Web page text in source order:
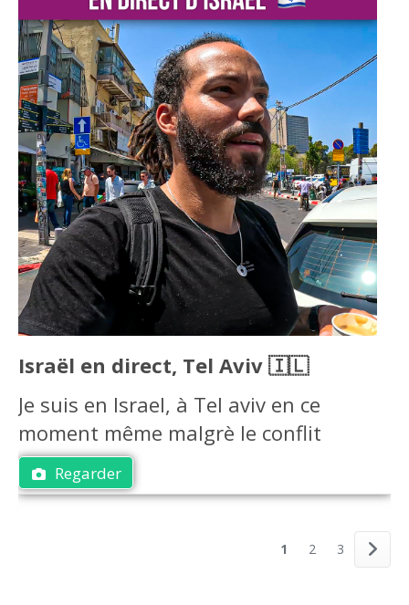
Israël en direct, Tel Aviv 🇮🇱
Je suis en Israel, à Tel aviv en ce
moment même malgrè le conflit
Regarder
1 2 3